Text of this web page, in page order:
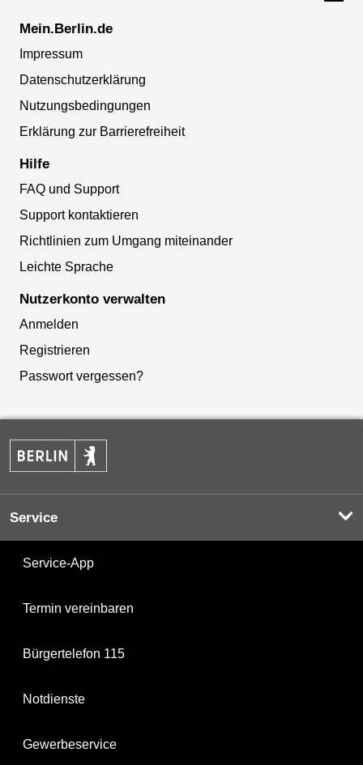
Mein.Berlin.de
Impressum
Datenschutzerklärung
Nutzungsbedingungen
Erklärung zur Barrierefreiheit
Hilfe
FAQ und Support
Support kontaktieren
Richtlinien zum Umgang miteinander
Leichte Sprache
Nutzerkonto verwalten
Anmelden
Registrieren
Passwort vergessen?
Service
Service-App
Termin vereinbaren
Bürgertelefon 115
Notdienste
Gewerbeservice